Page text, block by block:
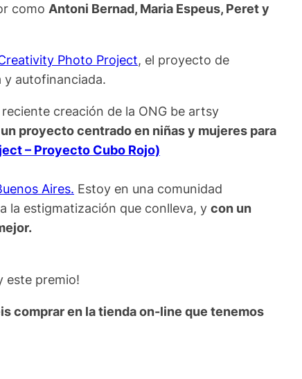
como Antoni Bernad, Maria Espeus, Peret y
Photo Project, el proyecto de
autofinanciada.
creación de la ONG be artsy
proyecto centrado en niñas y mujeres para
– Proyecto Cubo Rojo)
Aires. Estoy en una comunidad
la estigmatización que conlleva, y con un
este premio!
comprar en la tienda on-line que tenemos